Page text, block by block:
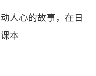
人心的故事，在日
本